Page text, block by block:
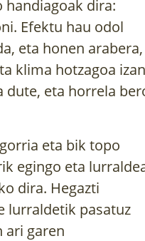
dira:
Efektu hau odol
eta honen arabera,
klima hotzagoa
dute, eta horrela
eta bik topo
egingo eta
dira. Hegazti
lurraldetik pasatuz
ari garen